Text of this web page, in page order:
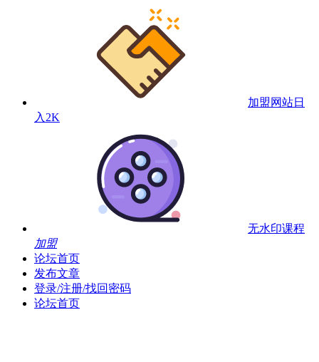
加盟网站日
入2K
无水印课程
加盟
论坛首页
发布文章
登录/注册/找回密码
论坛首页